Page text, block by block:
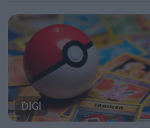
DIGI